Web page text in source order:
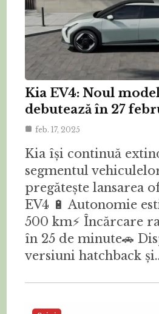
Kia EV4: Noul
debutează în 27
feb. 17, 2025
Kia își continuă
segmentul
pregătește lansarea
EV4 🔋 Autonomie
500 km⚡ Încărcare
în 25 de minute🚗
versiuni hatchback